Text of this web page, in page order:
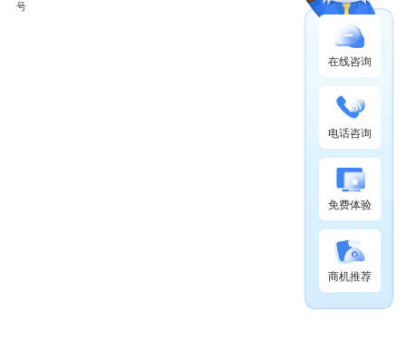
号
在线咨询
电话咨询
免费体验
商机推荐